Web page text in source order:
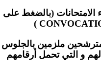
الامتحانات (بالضغط على
ملزمين بالجلوس
و التي تحمل أرقامهم